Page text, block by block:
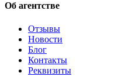
Об агентстве
Отзывы
Новости
Блог
Контакты
Реквизиты